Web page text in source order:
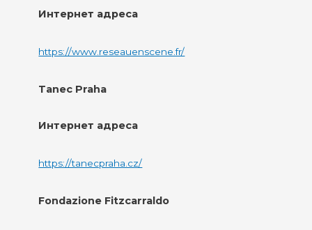
Интернет адреса
https://www.reseauenscene.fr/
Tanec Praha
Интернет адреса
https://tanecpraha.cz/
Fondazione Fitzcarraldo